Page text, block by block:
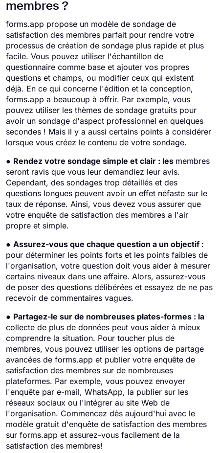
membres ?
forms.app propose un modèle de sondage de
satisfaction des membres parfait pour rendre votre
processus de création de sondage plus rapide et plus
facile. Vous pouvez utiliser l'échantillon de
questionnaire comme base et ajouter vos propres
questions et champs, ou modifier ceux qui existent
déjà. En ce qui concerne l'édition et la conception,
forms.app a beaucoup à offrir. Par exemple, vous
pouvez utiliser les thèmes de sondage gratuits pour
avoir un sondage d'aspect professionnel en quelques
secondes ! Mais il y a aussi certains points à considérer
lorsque vous créez le contenu de votre sondage.
● Rendez votre sondage simple et clair : les membres
seront ravis que vous leur demandiez leur avis.
Cependant, des sondages trop détaillés et des
questions longues peuvent avoir un effet néfaste sur le
taux de réponse. Ainsi, vous devez vous assurer que
votre enquête de satisfaction des membres a l'air
propre et simple.
● Assurez-vous que chaque question a un objectif :
pour déterminer les points forts et les points faibles de
l'organisation, votre question doit vous aider à mesurer
certains niveaux dans une affaire. Alors, assurez-vous
de poser des questions délibérées et essayez de ne pas
recevoir de commentaires vagues.
● Partagez-le sur de nombreuses plates-formes : la
collecte de plus de données peut vous aider à mieux
comprendre la situation. Pour toucher plus de
membres, vous pouvez utiliser les options de partage
avancées de forms.app et publier votre enquête de
satisfaction des membres sur de nombreuses
plateformes. Par exemple, vous pouvez envoyer
l'enquête par e-mail, WhatsApp, la publier sur les
réseaux sociaux ou l'intégrer au site Web de
l'organisation. Commencez dès aujourd'hui avec le
modèle gratuit d'enquête de satisfaction des membres
sur forms.app et assurez-vous facilement de la
satisfaction des membres!